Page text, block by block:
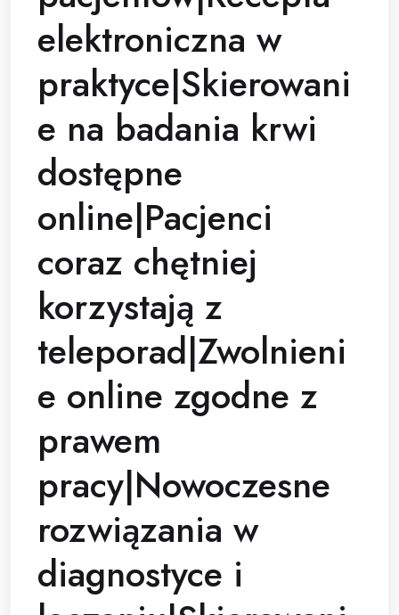
elektroniczna w
praktyce|Skierowani
e na badania krwi
dostępne
online|Pacjenci
coraz chętniej
korzystają z
teleporad|Zwolnieni
e online zgodne z
prawem
pracy|Nowoczesne
rozwiązania w
diagnostyce i